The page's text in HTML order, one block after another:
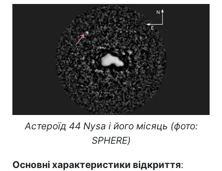
Астероїд 44 Nysa і його місяць (фото:
SPHERE)
Основні характеристики відкриття: